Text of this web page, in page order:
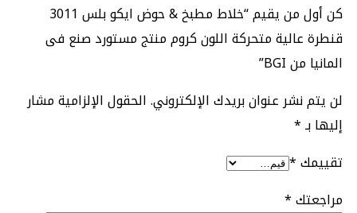
كن أول من يقيم “خلاط مطبخ & حوض ايكو بلس 3011
قنطرة عالية متحركة اللون كروم منتج مستورد صنع فى
المانيا من BGI”
لن يتم نشر عنوان بريدك الإلكتروني.الحقول الإلزامية مشار
إليها بـ*
تقييمك*
مراجعتك*